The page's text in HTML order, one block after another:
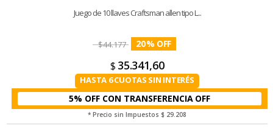
Juego de 10 llaves Craftsman allen tipo L...
$44.177 20%
$ 35.341,60
HASTA 6 CUOTAS SIN INTERÉS
5% OFF CON TRANSFERENCIA
* Precio sin Impuestos $ 29.208